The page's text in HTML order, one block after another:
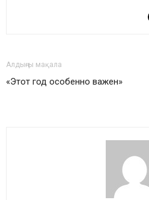
Алдыңғы мақала
«Этот год особенно важен»